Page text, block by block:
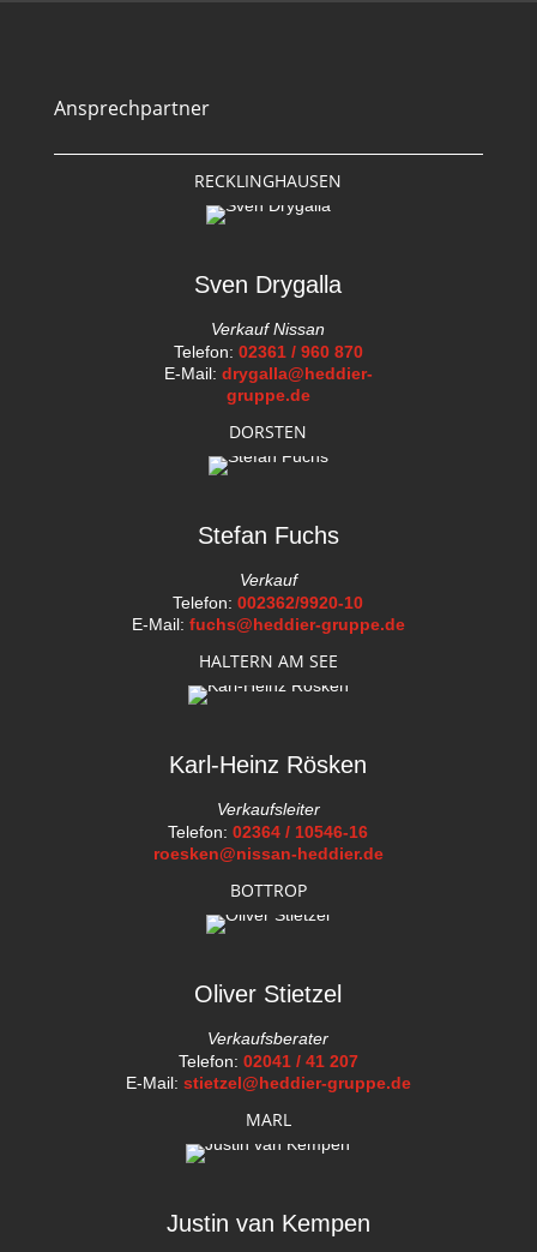
Ansprechpartner
RECKLINGHAUSEN
Sven Drygalla
Verkauf Nissan
Telefon: 02361 / 960 870
E-Mail: drygalla@heddier-
gruppe.de
DORSTEN
Stefan Fuchs
Verkauf
Telefon:002362/9920-10
E-Mail: fuchs@heddier-gruppe.de
HALTERN AM SEE
Karl-Heinz Rösken
Verkaufsleiter
Telefon:02364 / 10546-16
roesken@nissan-heddier.de
BOTTROP
Oliver Stietzel
Verkaufsberater
Telefon: 02041 / 41 207
E-Mail: stietzel@heddier-gruppe.de
MARL
Justin van Kempen